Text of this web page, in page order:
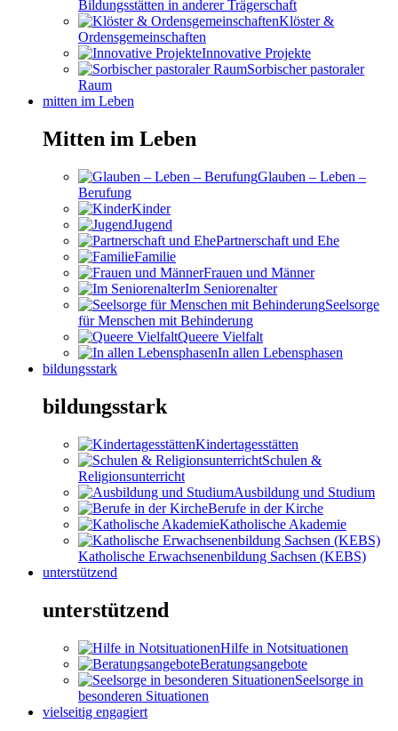
Bildungsstätten in anderer Trägerschaft
Klöster &
Ordensgemeinschaften
Innovative Projekte
Sorbischer pastoraler
Raum
mitten im Leben
Mitten im Leben
Glauben – Leben –
Berufung
Kinder
Jugend
Partnerschaft und Ehe
Familie
Frauen und Männer
Im Seniorenalter
Seelsorge
für Menschen mit Behinderung
Queere Vielfalt
In allen Lebensphasen
bildungsstark
bildungsstark
Kindertagesstätten
Schulen &
Religionsunterricht
Ausbildung und Studium
Berufe in der Kirche
Katholische Akademie
Katholische Erwachsenenbildung Sachsen (KEBS)
unterstützend
unterstützend
Hilfe in Notsituationen
Beratungsangebote
Seelsorge in
besonderen Situationen
vielseitig engagiert